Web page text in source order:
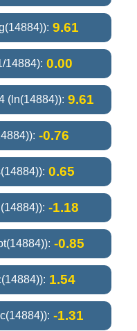
9.61
14884): 0.00
(ln(14884)): 9.61
-0.76
0.65
-1.18
-0.85
1.54
-1.31